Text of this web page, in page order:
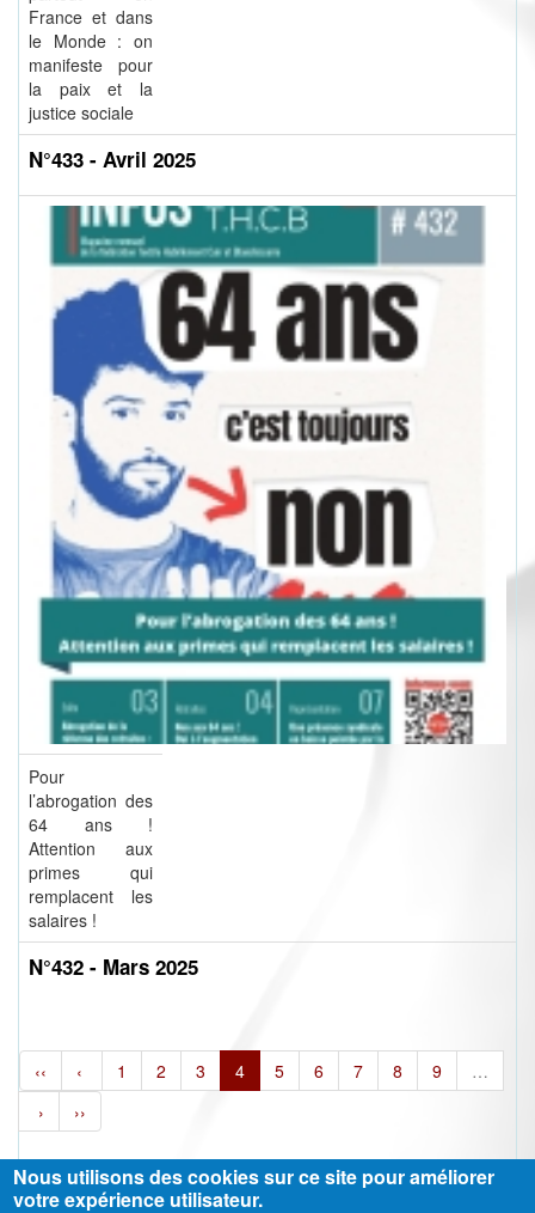
France et dans
le Monde : on
manifeste pour
la paix et la
justice sociale
N°433 - Avril 2025
Pour
l’abrogation des
64 ans !
Attention aux
primes qui
remplacent les
salaires !
N°432 - Mars 2025
‹‹ ‹ 1 2 3 4 5 6 7 8 9
…
›
››
Nous utilisons des cookies sur ce site pour améliorer
votre expérience utilisateur.